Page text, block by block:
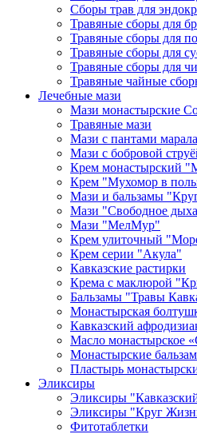
Сборы трав для
Травяные сборы для
Травяные сборы для
Травяные сборы для
Травяные сборы для
Травяные чайные
Лечебные мази
Мази монастырские
Травяные мази
Мази с пантами марала
Мази с бобровой
Крем монастырский
Крем "Мухомор в
Мази и бальзамы
Мази "Свободное
Мази "МелМур"
Крем улиточный
Крем серии "Акула"
Кавказские растирки
Крема с маклюрой
Бальзамы "Травы
Монастырская
Кавказский
Масло монастырское
Монастырские
Пластырь
Эликсиры
Эликсиры
Эликсиры "Круг
Фитотаблетки